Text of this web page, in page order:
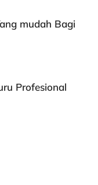
mudah Bagi
Profesional